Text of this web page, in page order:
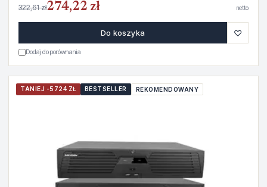
322,61 zł274,22 zł netto
Do koszyka ♡
Dodaj do porównania
TANIEJ -5724 ZŁ BESTSELLER REKOMENDOWANY